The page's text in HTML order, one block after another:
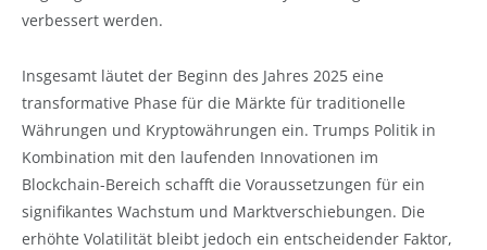
verbessert werden.
Insgesamt läutet der Beginn des Jahres 2025 eine
transformative Phase für die Märkte für traditionelle
Währungen und Kryptowährungen ein. Trumps Politik in
Kombination mit den laufenden Innovationen im
Blockchain-Bereich schafft die Voraussetzungen für ein
signifikantes Wachstum und Marktverschiebungen. Die
erhöhte Volatilität bleibt jedoch ein entscheidender Faktor,